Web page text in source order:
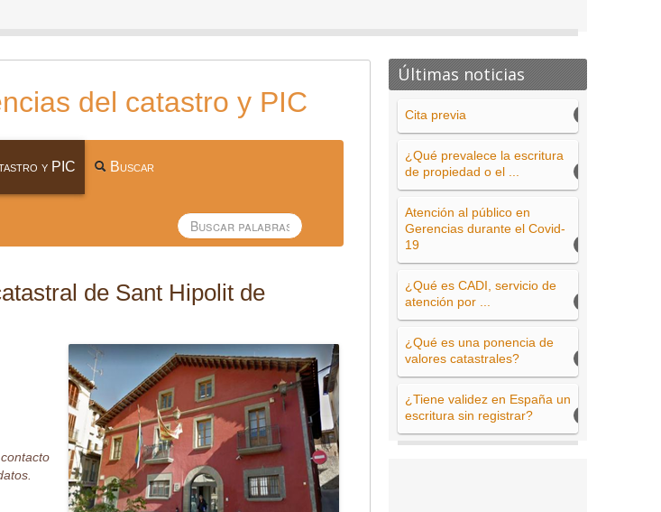
del catastro y PIC
y PIC Buscar
de Sant Hipolit de
Últimas noticias
Cita previa
¿Qué prevalece la escritura
de propiedad o el ...
Atención al público en
Gerencias durante el Covid-
19
¿Qué es CADI, servicio de
atención por ...
¿Qué es una ponencia de
valores catastrales?
¿Tiene validez en España un
escritura sin registrar?